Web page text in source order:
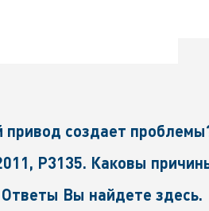
создает
P3135. Каковы
Ответы Вы найдете здесь.